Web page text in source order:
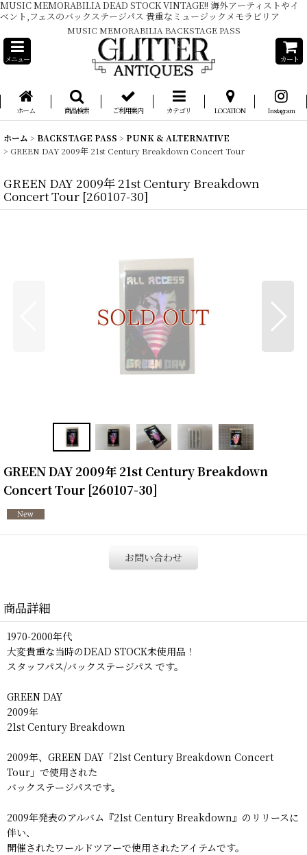
MUSIC MEMORABILIA DEAD STOCK VINTAGE!! 海外アーティストやイ
ベント,フェスのバックステージパス 貴重なミュージックメモラビリア
MUSIC MEMORABILIA BACKSTAGE PASS
メニュー カート
ホーム 商品検索 ご利用案内 カテゴリ LOCATION Instagram
ホーム > BACKSTAGE PASS > PUNK & ALTERNATIVE
> GREEN DAY 2009年 21st Century Breakdown Concert Tour
GREEN DAY 2009年 21st Century Breakdown
Concert Tour [260107-30]
GREEN DAY 2009年 21st Century Breakdown
Concert Tour [260107-30]
お問い合わせ
商品詳細
1970-2000年代
大変貴重な当時のDEAD STOCK未使用品！
スタッフパス/バックステージパス です。
GREEN DAY
2009年
21st Century Breakdown
2009年、GREEN DAY「21st Century Breakdown Concert
Tour」で使用された
バックステージパスです。
2009年発表のアルバム『21st Century Breakdown』のリリースに
伴い、
開催されたワールドツアーで使用されたアイテムです。